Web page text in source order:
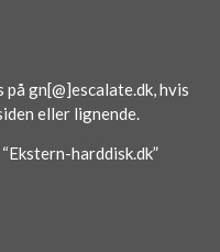
gn[@]escalate.dk, hvis
eller lignende.
harddisk.dk”